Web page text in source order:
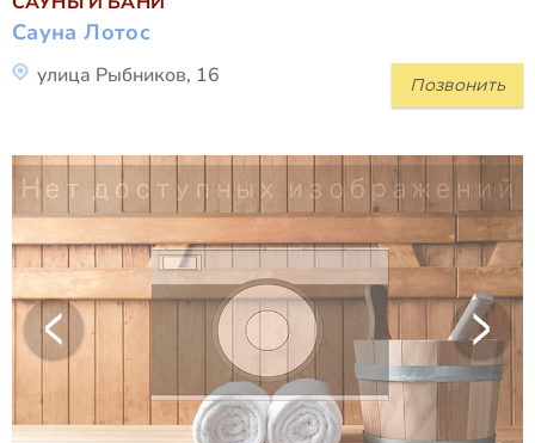
Сауна Лотос
Позвонить
улица Рыбников, 16